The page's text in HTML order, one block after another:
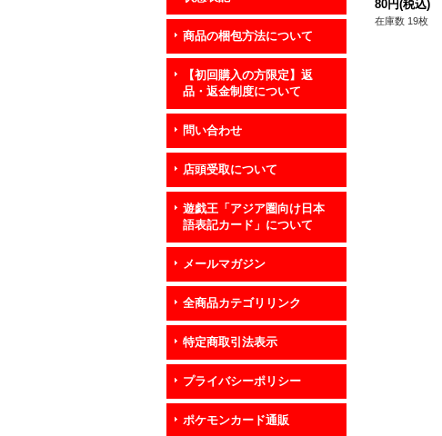
商品の梱包方法について
【初回購入の方限定】返
品・返金制度について
問い合わせ
店頭受取について
遊戯王「アジア圏向け日本
語表記カード」について
メールマガジン
全商品カテゴリリンク
特定商取引法表示
プライバシーポリシー
ポケモンカード通販
80円(税込)
在庫数 19枚